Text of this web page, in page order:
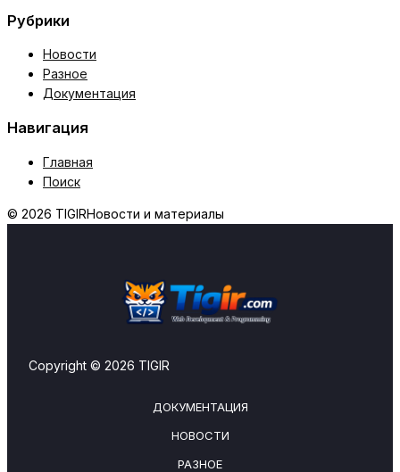
Рубрики
Новости
Разное
Документация
Навигация
Главная
Поиск
© 2026 TIGIRНовости и материалы
Copyright © 2026 TIGIR
ДОКУМЕНТАЦИЯ
НОВОСТИ
РАЗНОЕ